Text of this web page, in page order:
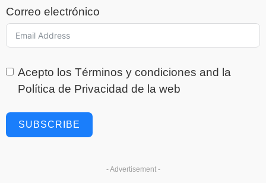
Correo electrónico
Acepto los Términos y condiciones and la
Política de Privacidad de la web
SUBSCRIBE
- Advertisement -